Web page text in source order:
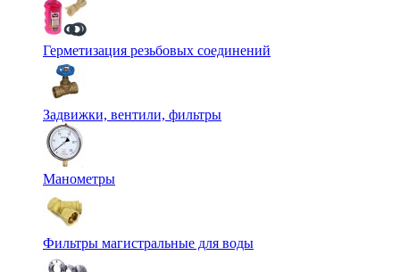
Герметизация резьбовых соединений
Задвижки, вентили, фильтры
Манометры
Фильтры магистральные для воды